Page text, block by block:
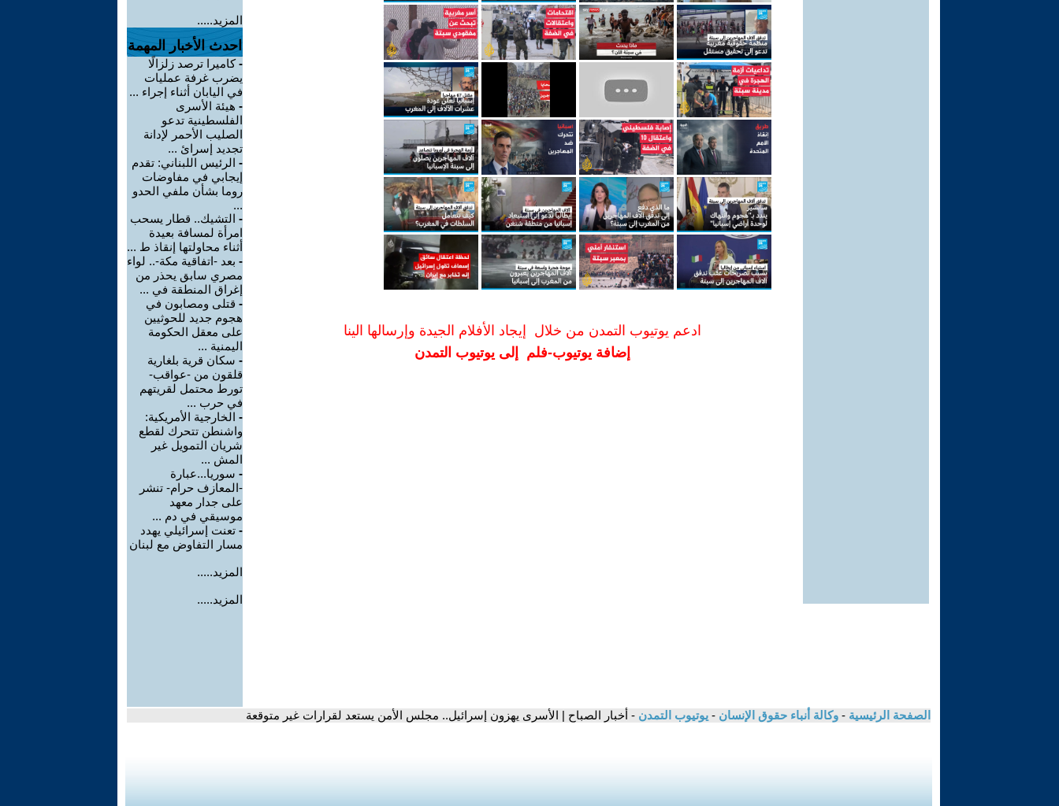
ادعم يوتيوب التمدن من خلال إيجاد الأفلام الجيدة وإرسالها الينا
إضافة يوتيوب-فلم إلى يوتيوب التمدن
المزيد.....
احدث الأخبار المهمة
-كاميرا ترصد زلزالًا
يضرب غرفة عمليات
في اليابان أثناء إجراء ...
- هيئة الأسرى
الفلسطينية تدعو
الصليب الأحمر لإدانة
تجديد إسرائ ...
- الرئيس اللبناني: تقدم
إيجابي في مفاوضات
روما بشأن ملفي الحدو
...
- التشيك.. قطار يسحب
امرأة لمسافة بعيدة
أثناء محاولتها إنقاذ ط ...
- بعد -اتفاقية مكة-.. لواء
مصري سابق يحذر من
إغراق المنطقة في ...
- قتلى ومصابون في
هجوم جديد للحوثيين
على معقل الحكومة
اليمنية ...
- سكان قرية بلغارية
قلقون من -عواقب-
تورط محتمل لقريتهم
في حرب ...
- الخارجية الأمريكية:
واشنطن تتحرك لقطع
شريان التمويل غير
المش ...
- سوريا...عبارة
-المعازف حرام- تنشر
على جدار معهد
موسيقي في دم ...
- تعنت إسرائيلي يهدد
مسار التفاوض مع لبنان
المزيد.....
المزيد.....
الصفحة الرئيسية - وكالة أنباء حقوق الإنسان - يوتيوب التمدن - أخبار الصباح | الأسرى يهزون إسرائيل.. مجلس الأمن يستعد لقرارات غير متوقعة